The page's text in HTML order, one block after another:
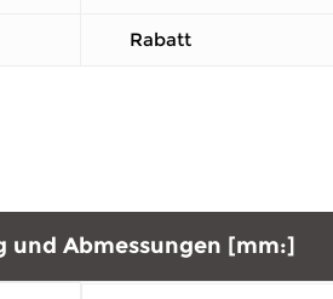
Rabatt
und Abmessungen [mm:]